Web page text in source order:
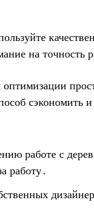
на точность
сэкономить
работе с
работу․